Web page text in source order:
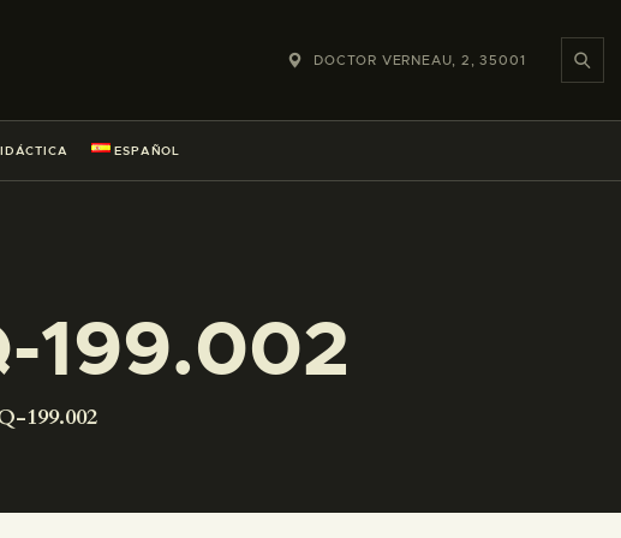
DOCTOR VERNEAU, 2, 35001
ESPAÑOL
199.002
199.002